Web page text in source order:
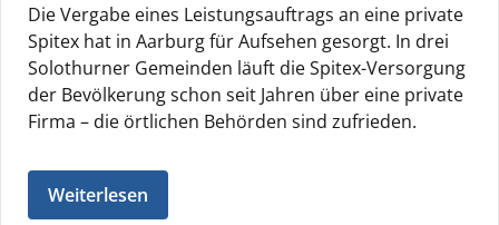
Die Vergabe eines Leistungsauftrags an eine private
Spitex hat in Aarburg für Aufsehen gesorgt. In drei
Solothurner Gemeinden läuft die Spitex-Versorgung
der Bevölkerung schon seit Jahren über eine private
Firma – die örtlichen Behörden sind zufrieden.
Weiterlesen